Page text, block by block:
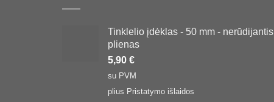
Tinklelio įdėklas - 50 mm - nerūdijantis
plienas
5,90 €
su PVM
plius Pristatymo išlaidos